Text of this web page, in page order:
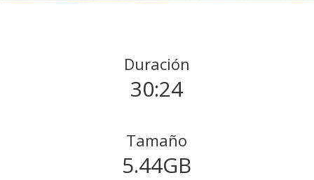
Duración
30:24
Tamaño
5.44GB